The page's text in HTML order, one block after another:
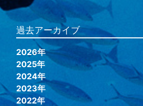
過去アーカイブ
2026年
2025年
2024年
2023年
2022年